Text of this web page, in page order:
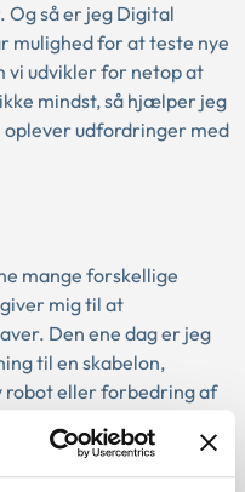
Og så er jeg Digital
mulighed for at teste nye
vi udvikler for netop at
mindst, så hjælper jeg
udfordringer med
mange forskellige
mig til at
Den ene dag er jeg
til en skabelon,
robot eller forbedring af
kørt igennem